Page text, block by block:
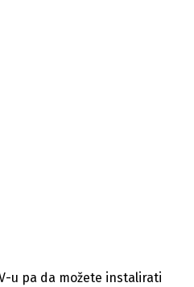
u pa da možete instalirati